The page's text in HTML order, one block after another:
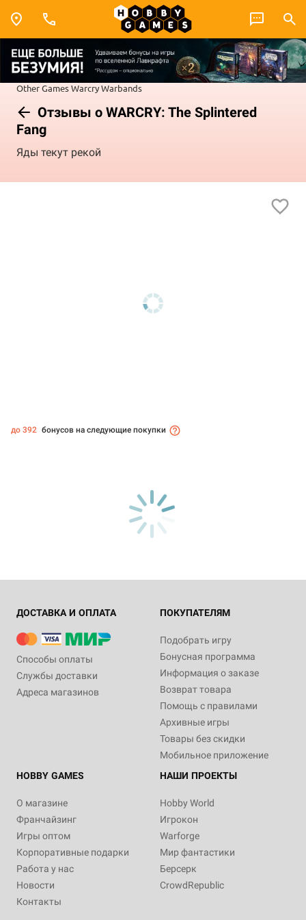
Other GamesWarcryWarbands
Отзывы о WARCRY: The Splintered
Fang
Яды текут рекой
до 392 бонусов на следующие покупки
ДОСТАВКА И ОПЛАТА
Способы оплаты
Службы доставки
Адреса магазинов
ПОКУПАТЕЛЯМ
Подобрать игру
Бонусная программа
Информация о заказе
Возврат товара
Помощь с правилами
Архивные игры
Товары без скидки
Мобильное приложение
HOBBY GAMES
О магазине
Франчайзинг
Игры оптом
Корпоративные подарки
Работа у нас
Новости
Контакты
НАШИ ПРОЕКТЫ
Hobby World
Игрокон
Warforge
Мир фантастики
Берсерк
CrowdRepublic